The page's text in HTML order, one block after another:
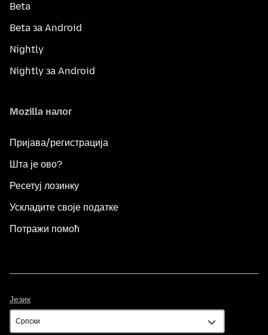
Beta
Beta за Android
Nightly
Nightly за Android
Mozilla налог
Пријава/регистрација
Шта је ово?
Ресетуј лозинку
Ускладите своје податке
Потражи помоћ
Језик